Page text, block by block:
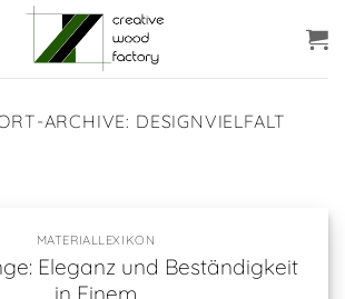
ARCHIVE: DESIGNVIELFALT
Einem
Juni 1, 2024
MATERIALLEXIKON
Eleganz und Beständigkeit
in Einem